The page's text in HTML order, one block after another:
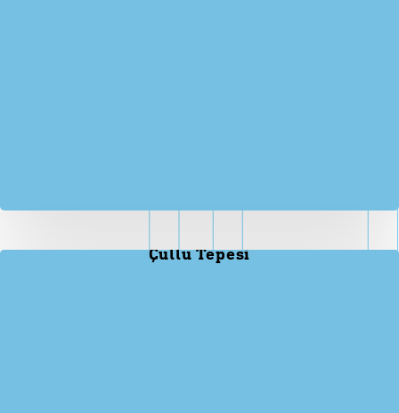
Çullu Tepesi